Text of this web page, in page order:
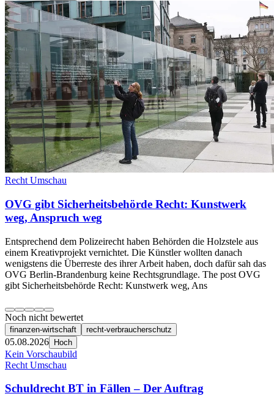
Recht Umschau
OVG gibt Sicherheitsbehörde Recht: Kunstwerk
weg, Anspruch weg
Entsprechend dem Polizeirecht haben Behörden die Holzstele aus
einem Kreativprojekt vernichtet. Die Künstler wollten danach
wenigstens die Überreste des ihrer Arbeit haben, doch dafür sah das
OVG Berlin-Brandenburg keine Rechtsgrundlage. The post OVG
gibt Sicherheitsbehörde Recht: Kunstwerk weg, Ans
Noch nicht bewertet
finanzen-wirtschaft recht-verbraucherschutz
05.08.2026 Hoch
Kein Vorschaubild
Recht Umschau
Schuldrecht BT in Fällen – Der Auftrag